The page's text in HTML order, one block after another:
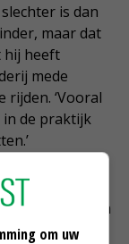
is dan
maar dat
hij heeft
mede
rijden. ‘Vooral
in de praktijk
niet
verreiker om
mee laden,
om uw